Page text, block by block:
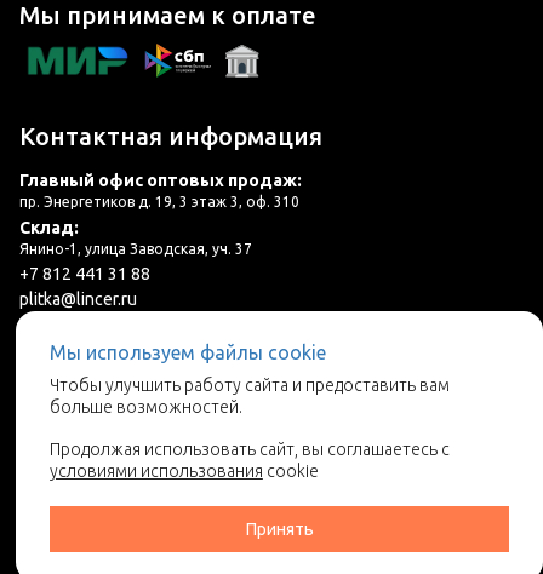
Мы принимаем к оплате
Контактная информация
Главный офис оптовых продаж:
пр. Энергетиков д. 19, 3 этаж 3, оф. 310
Склад:
Янино-1, улица Заводская, уч. 37
+7 812 441 31 88
plitka@lincer.ru
Мы используем файлы cookie
Чтобы улучшить работу сайта и предоставить вам
больше возможностей.
Продолжая использовать сайт, вы соглашаетесь с
условиями использования cookie
Принять